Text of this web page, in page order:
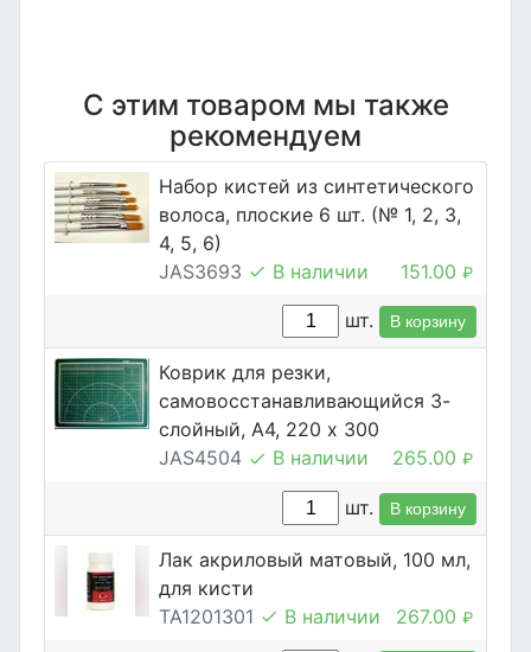
С этим товаром мы также
рекомендуем
Набор кистей из синтетического
волоса, плоские 6 шт. (№ 1, 2, 3,
4, 5, 6)
JAS3693
В наличии 151.00 ₽
шт. В корзину
Коврик для резки,
самовосстанавливающийся 3-
слойный, А4, 220 х 300
JAS4504
В наличии 265.00 ₽
шт. В корзину
Лак акриловый матовый, 100 мл,
для кисти
TA1201301
В наличии 267.00 ₽